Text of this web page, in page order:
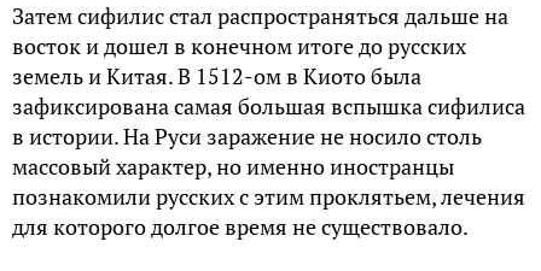
Затем сифилис стал распространяться дальше на
восток и дошел в конечном итоге до русских
земель и Китая. В 1512-ом в Киото была
зафиксирована самая большая вспышка сифилиса
в истории. На Руси заражение не носило столь
массовый характер, но именно иностранцы
познакомили русских с этим проклятьем, лечения
для которого долгое время не существовало.